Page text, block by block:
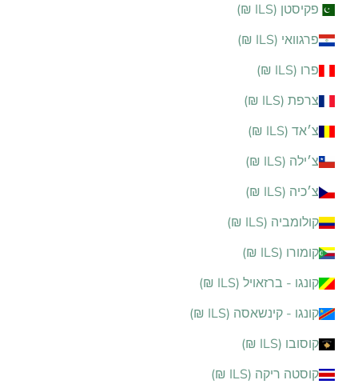
פקיסטן (ILS ₪)
פרגוואי (ILS ₪)
פרו (ILS ₪)
צרפת (ILS ₪)
צ׳אד (ILS ₪)
צ׳ילה (ILS ₪)
צ׳כיה (ILS ₪)
קולומביה (ILS ₪)
קומורו (ILS ₪)
קונגו - ברזאויל (ILS ₪)
קונגו - קינשאסה (ILS ₪)
קוסובו (ILS ₪)
קוסטה ריקה (ILS ₪)